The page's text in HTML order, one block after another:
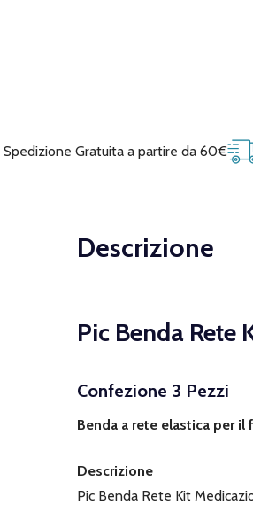
Spedizione Gratuita a partire da 60€
Descrizione
Pic Benda Rete
Confezione 3 Pezzi
Benda a rete elastica per
Descrizione
Pic Benda Rete Kit